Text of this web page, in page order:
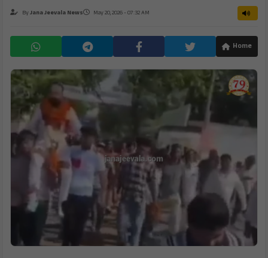
ByJana Jeevala News May 20, 2026 - 07:32 AM
Home